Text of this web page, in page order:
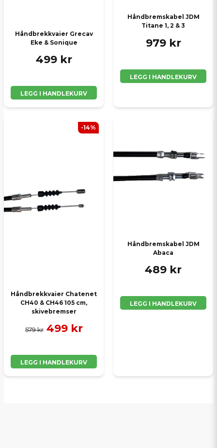
Håndbrekkvaier Grecav
Eke & Sonique
499 kr
LEGG I HANDLEKURV
Håndbremskabel JDM
Titane 1, 2 & 3
979 kr
LEGG I HANDLEKURV
Håndbrekkvaier Chatenet
CH40 & CH46 105 cm,
skivebremser
579 kr 499 kr
LEGG I HANDLEKURV
-14%
Håndbremskabel JDM
Abaca
489 kr
LEGG I HANDLEKURV